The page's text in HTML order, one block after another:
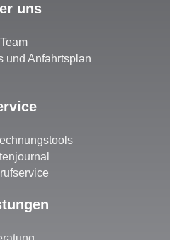
uns
Team
und Anfahrtsplan